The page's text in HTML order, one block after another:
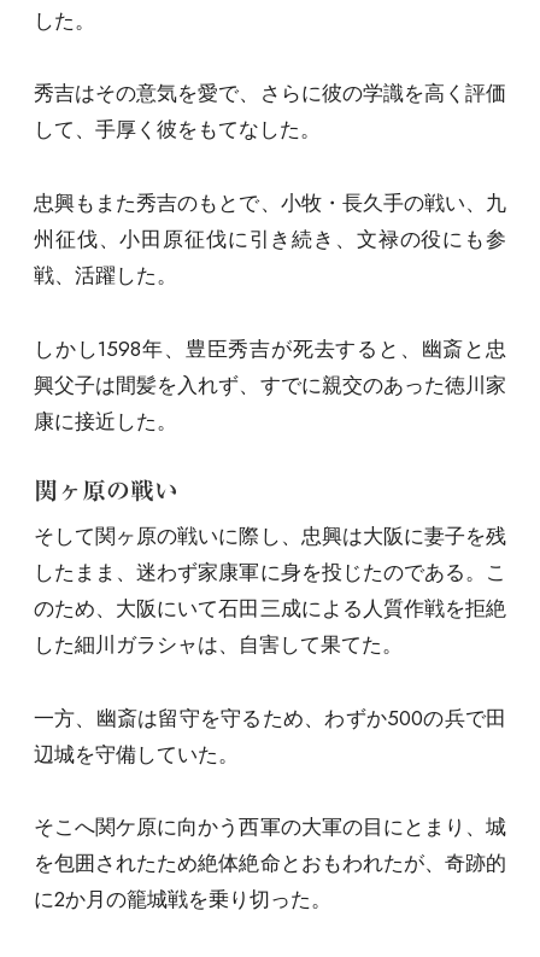
した。
秀吉はその意気を愛で、さらに彼の学識を高く評価
して、手厚く彼をもてなした。
忠興もまた秀吉のもとで、小牧・長久手の戦い、九
州征伐、小田原征伐に引き続き、文禄の役にも参
戦、活躍した。
しかし1598年、豊臣秀吉が死去すると、幽斎と忠
興父子は間髪を入れず、すでに親交のあった徳川家
康に接近した。
関ヶ原の戦い
そして関ヶ原の戦いに際し、忠興は大阪に妻子を残
したまま、迷わず家康軍に身を投じたのである。こ
のため、大阪にいて石田三成による人質作戦を拒絶
した細川ガラシャは、自害して果てた。
一方、幽斎は留守を守るため、わずか500の兵で田
辺城を守備していた。
そこへ関ケ原に向かう西軍の大軍の目にとまり、城
を包囲されたため絶体絶命とおもわれたが、奇跡的
に2か月の籠城戦を乗り切った。